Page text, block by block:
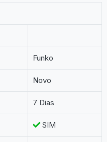
Funko
Novo
7 Dias
SIM